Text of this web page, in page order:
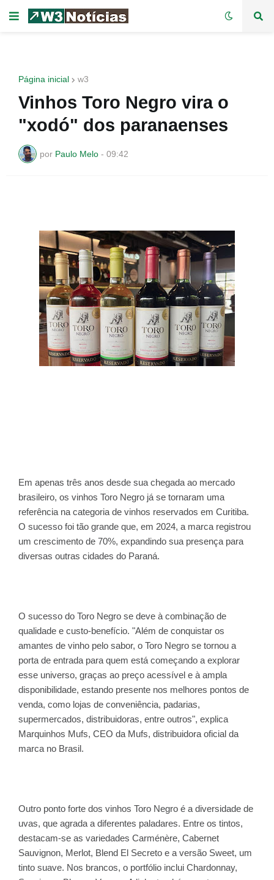
Página inicial w3
Vinhos Toro Negro vira o
"xodó" dos paranaenses
por Paulo Melo - 09:42
Em apenas três anos desde sua chegada ao mercado
brasileiro, os vinhos Toro Negro já se tornaram uma
referência na categoria de vinhos reservados em Curitiba.
O sucesso foi tão grande que, em 2024, a marca registrou
um crescimento de 70%, expandindo sua presença para
diversas outras cidades do Paraná.
O sucesso do Toro Negro se deve à combinação de
qualidade e custo-benefício. "Além de conquistar os
amantes de vinho pelo sabor, o Toro Negro se tornou a
porta de entrada para quem está começando a explorar
esse universo, graças ao preço acessível e à ampla
disponibilidade, estando presente nos melhores pontos de
venda, como lojas de conveniência, padarias,
supermercados, distribuidoras, entre outros", explica
Marquinhos Mufs, CEO da Mufs, distribuidora oficial da
marca no Brasil.
Outro ponto forte dos vinhos Toro Negro é a diversidade de
uvas, que agrada a diferentes paladares. Entre os tintos,
destacam-se as variedades Carménère, Cabernet
Sauvignon, Merlot, Blend El Secreto e a versão Sweet, um
tinto suave. Nos brancos, o portfólio inclui Chardonnay,